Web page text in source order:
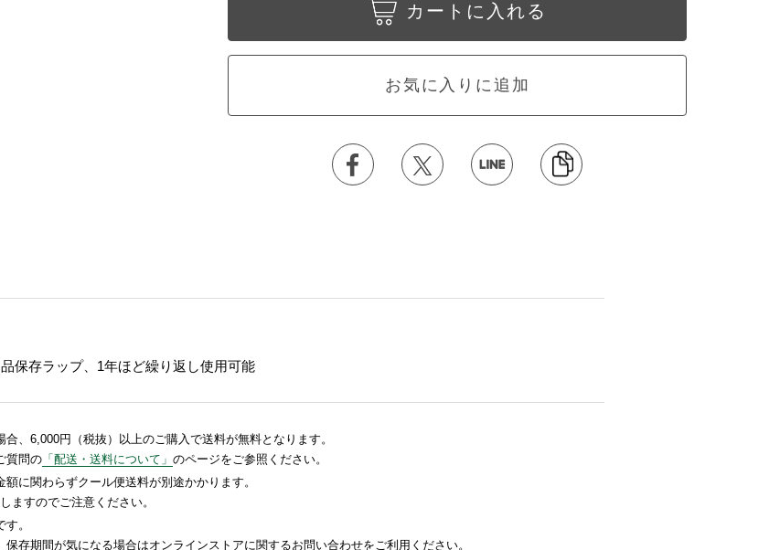
カートに入れる
お気に入りに追加
保存ラップ、1年ほど繰り返し使用可能
、6,000円（税抜）以上のご購入で送料が無料となります。
質問の 「配送・送料について」 のページをご参照ください。
に関わらずクール便送料が別途かかります。
ますのでご注意ください。
。
存期間が気になる場合はオンラインストアに関するお問い合わせをご利用ください。